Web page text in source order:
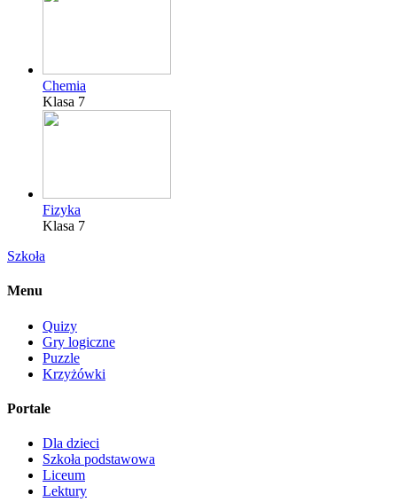
Chemia
Klasa 7
Fizyka
Klasa 7
Szkoła
Menu
Quizy
Gry logiczne
Puzzle
Krzyżówki
Portale
Dla dzieci
Szkoła podstawowa
Liceum
Lektury